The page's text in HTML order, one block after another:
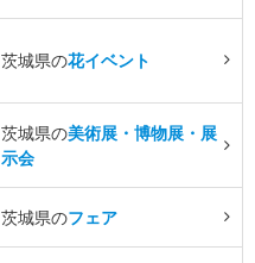
茨城県の花イベント
茨城県の美術展・博物展・展
示会
茨城県のフェア